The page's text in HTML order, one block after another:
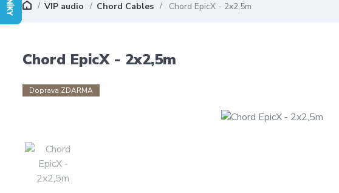
VIP audio Chord Cables Chord EpicX - 2x2,5m
Chord EpicX - 2x2,5m
Doprava ZDARMA